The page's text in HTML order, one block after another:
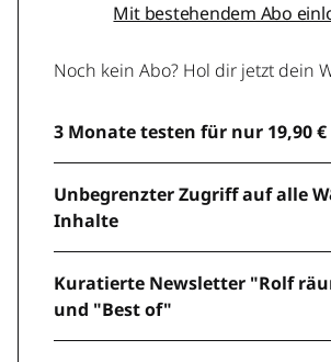
Mit bestehendem Abo
Noch kein Abo? Hol dir jetzt dein
3 Monate testen für nur 19,90 €
Unbegrenzter Zugriff auf alle
Inhalte
Kuratierte Newsletter "Rolf
und "Best of"